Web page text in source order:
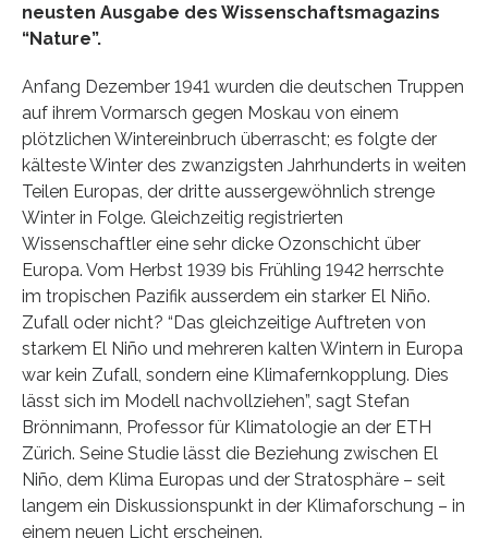
neusten Ausgabe des Wissenschaftsmagazins
“Nature”.
Anfang Dezember 1941 wurden die deutschen Truppen
auf ihrem Vormarsch gegen Moskau von einem
plötzlichen Wintereinbruch überrascht; es folgte der
kälteste Winter des zwanzigsten Jahrhunderts in weiten
Teilen Europas, der dritte aussergewöhnlich strenge
Winter in Folge. Gleichzeitig registrierten
Wissenschaftler eine sehr dicke Ozonschicht über
Europa. Vom Herbst 1939 bis Frühling 1942 herrschte
im tropischen Pazifik ausserdem ein starker El Niño.
Zufall oder nicht? “Das gleichzeitige Auftreten von
starkem El Niño und mehreren kalten Wintern in Europa
war kein Zufall, sondern eine Klimafernkopplung. Dies
lässt sich im Modell nachvollziehen”, sagt Stefan
Brönnimann, Professor für Klimatologie an der ETH
Zürich. Seine Studie lässt die Beziehung zwischen El
Niño, dem Klima Europas und der Stratosphäre – seit
langem ein Diskussionspunkt in der Klimaforschung – in
einem neuen Licht erscheinen.